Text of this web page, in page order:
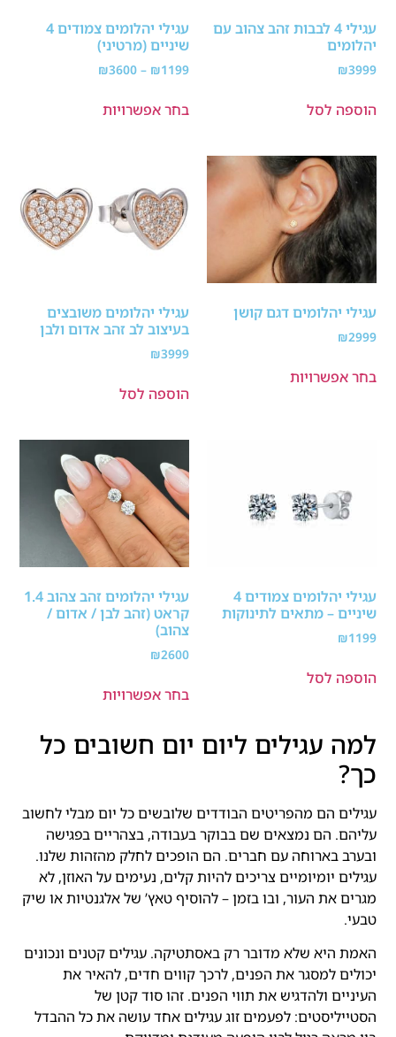
עגילי 4 לבבות זהב צהוב עם
יהלומים
₪3999
הוספה לסל
עגילי יהלומים צמודים 4
שיניים (מרטיני)
₪1199
–
₪3600
בחר אפשרויות
עגילי יהלומים דגם קושן
₪2999
בחר אפשרויות
עגילי יהלומים משובצים
בעיצוב לב זהב אדום ולבן
₪3999
הוספה לסל
עגילי יהלומים צמודים 4
שיניים – מתאים לתינוקות
₪1199
הוספה לסל
עגילי יהלומים זהב צהוב 1.4
קראט (זהב לבן / אדום /
צהוב)
₪2600
בחר אפשרויות
למה עגילים ליום יום חשובים כל
כך?
עגילים הם מהפריטים הבודדים שלובשים כל יום מבלי לחשוב
עליהם. הם נמצאים שם בבוקר בעבודה, בצהריים בפגישה
ובערב בארוחה עם חברים. הם הופכים לחלק מהזהות שלנו.
עגילים יומיומיים צריכים להיות קלים, נעימים על האוזן, לא
מגרים את העור, ובו בזמן – להוסיף טאץ’ של אלגנטיות או שיק
טבעי.
האמת היא שלא מדובר רק באסתטיקה. עגילים קטנים ונכונים
יכולים למסגר את הפנים, לרכך קווים חדים, להאיר את
העיניים ולהדגיש את תווי הפנים. זהו סוד קטן של
הסטייליסטים: לפעמים זוג עגילים אחד עושה את כל ההבדל